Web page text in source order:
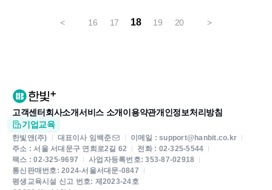
< 16 17 18 19 20 >
고객센터 회사소개서비스 소개 이용약관개인정보처리방침
기업교육
한빛앤(주) 대표이사 임백준
이메일 : support@hanbit.co.kr
주소 : 서울 서대문구 연희로2길 62
전화 : 02-325-5544
팩스 : 02-325-9697
사업자등록번호: 353-87-02918
통신판매번호: 2024-서울서대문-0847
평생교육시설 신고 번호: 제2023-24호